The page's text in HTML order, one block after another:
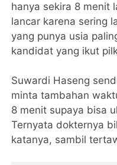
hanya sekira 8 menit
lancar karena sering
yang punya usia
kandidat yang ikut
Suwardi Haseng
minta tambahan
8 menit supaya bisa
Ternyata dokternya
katanya, sambil